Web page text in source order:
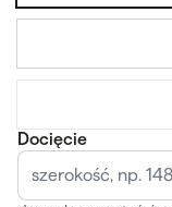
Docięcie